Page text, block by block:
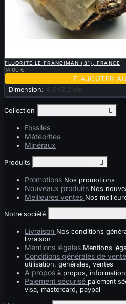
FLUORITE LE FRANCIMAN (81), FRANCE
14,00 €
 AJOUTER
Dimension: 4,5x2,2 cm
Collection 
Fossiles
Météorites
Minéraux
Produits 
Promotions Nos promotions
Nouveaux produits Nos
Meilleures ventes Nos
Notre société
Livraison Nos conditions
livraison
Mentions légales Mentions
Conditions générales de vente
utilisation, générales, ventes
À propos à propos,
Paiement sécurisé paiement
visa, mastercard, paypal